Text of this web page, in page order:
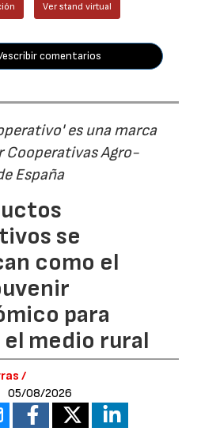
Ver stand virtual
escribir comentarios
es una marca
Cooperativas Agro-
España
se
como el
para
medio rural
/
05/08/2026